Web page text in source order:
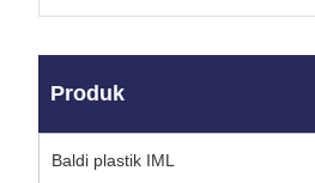
Produk
Baldi plastik IML